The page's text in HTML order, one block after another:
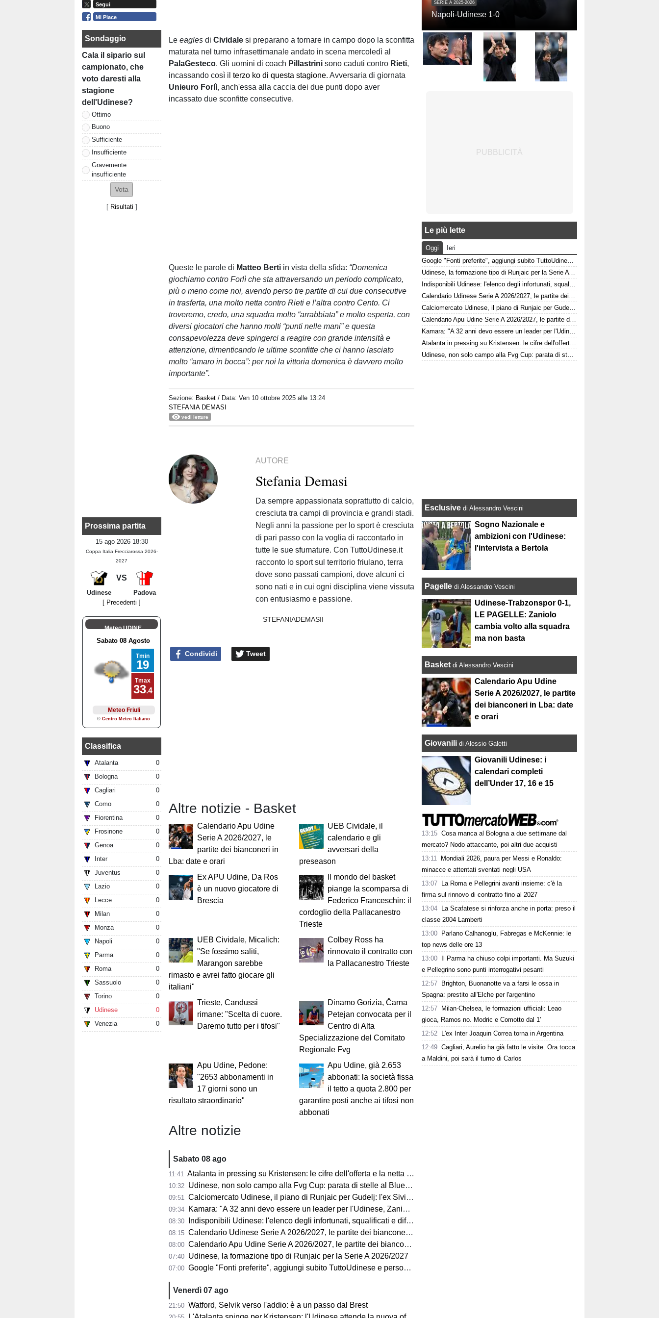
Segui
Mi Piace
Sondaggio
Cala il sipario sul
campionato, che
voto daresti alla
stagione
dell'Udinese?
Ottimo
Buono
Sufficiente
Insufficiente
Gravemente
insufficiente
[ Risultati ]
Prossima partita
15 ago 2026 18:30
Coppa Italia Frecciarossa 2026-
2027
VS
Udinese
Padova
[ Precedenti ]
Meteo UDINE
Classifica
Atalanta
0
Bologna
0
Cagliari
0
Como
0
Fiorentina
0
Frosinone
0
Genoa
0
Inter
0
Juventus
0
Lazio
0
Lecce
0
Milan
0
Monza
0
Napoli
0
Parma
0
Roma
0
Sassuolo
0
Torino
0
Udinese
0
Venezia
0
Leeagles diCividale si preparano a tornare in campo dopo la sconfitta
maturata nel turno infrasettimanale andato in scena mercoledì al
PalaGesteco. Gli uomini di coach Pillastrini sono caduti contro Rieti,
incassando così ilterzo ko di questa stagione. Avversaria di giornata
Unieuro Forlì, anch'essa alla caccia dei due punti dopo aver
incassato due sconfitte consecutive.
Queste le parole di Matteo Berti in vista della sfida: “Domenica
giochiamo contro Forlì che sta attraversando un periodo complicato,
più o meno come noi, avendo perso tre partite di cui due consecutive
in trasferta, una molto netta contro Rieti e l’altra contro Cento. Ci
troveremo, credo, una squadra molto “arrabbiata” e molto esperta, con
diversi giocatori che hanno molti “punti nelle mani” e questa
consapevolezza deve spingerci a reagire con grande intensità e
attenzione, dimenticando le ultime sconfitte che ci hanno lasciato
molto “amaro in bocca”: per noi la vittoria domenica è davvero molto
importante”.
Sezione: Basket / Data:Ven 10 ottobre 2025 alle 13:24
STEFANIA DEMASI
vedi letture
AUTORE
Stefania Demasi
Da sempre appassionata soprattutto di calcio,
cresciuta tra campi di provincia e grandi stadi.
Negli anni la passione per lo sport è cresciuta
di pari passo con la voglia di raccontarlo in
tutte le sue sfumature. Con TuttoUdinese.it
racconto lo sport sul territorio friulano, terra
dove sono passati campioni, dove alcuni ci
sono nati e in cui ogni disciplina viene vissuta
con entusiasmo e passione.
STEFANIADEMASII
Condividi Tweet
Altre notizie - Basket
Calendario Apu Udine
Serie A 2026/2027, le
partite dei bianconeri in
Lba: date e orari
UEB Cividale, il
calendario e gli
avversari della
preseason
Ex APU Udine, Da Ros
è un nuovo giocatore di
Brescia
Il mondo del basket
piange la scomparsa di
Federico Franceschin: il
cordoglio della Pallacanestro
Trieste
UEB Cividale, Micalich:
"Se fossimo saliti,
Marangon sarebbe
rimasto e avrei fatto giocare gli
italiani"
Colbey Ross ha
rinnovato il contratto con
la Pallacanestro Trieste
Trieste, Candussi
rimane: "Scelta di cuore.
Daremo tutto per i tifosi"
Dinamo Gorizia, Čarna
Petejan convocata per il
Centro di Alta
Specializzazione del Comitato
Regionale Fvg
Apu Udine, Pedone:
"2653 abbonamenti in
17 giorni sono un
risultato straordinario"
Apu Udine, già 2.653
abbonati: la società fissa
il tetto a quota 2.800 per
garantire posti anche ai tifosi non
abbonati
Altre notizie
Sabato 08 ago
11:41 Atalanta in pressing su Kristensen: le cifre dell'offerta e la netta condizione dell'Udinese
10:32 Udinese, non solo campo alla Fvg Cup: parata di stelle al Bluenergy Stadium
09:51 Calciomercato Udinese, il piano di Runjaic per Gudelj: l'ex Siviglia avrà un nuovo ruolo
09:34 Kamara: "A 32 anni devo essere un leader per l'Udinese, Zaniolo ha fatto un'ottima scelta"
08:30 Indisponibili Udinese: l'elenco degli infortunati, squalificati e diffidati
08:15 Calendario Udinese Serie A 2026/2027, le partite dei bianconeri: date e orari
08:00 Calendario Apu Udine Serie A 2026/2027, le partite dei bianconeri in Lba: date e orari
07:40 Udinese, la formazione tipo di Runjaic per la Serie A 2026/2027
07:00 Google "Fonti preferite", aggiungi subito TuttoUdinese e personalizza le tue notizie
Venerdì 07 ago
21:50 Watford, Selvik verso l'addio: è a un passo dal Brest
SERIE A 2025-2026
Napoli-Udinese 1-0
Le più lette
Oggi
Ieri
Google "Fonti preferite", aggiungi subito TuttoUdinese e personalizza le tue notizie
Udinese, la formazione tipo di Runjaic per la Serie A 2026/2027
Indisponibili Udinese: l'elenco degli infortunati, squalificati e diffidati
Calendario Udinese Serie A 2026/2027, le partite dei bianconeri: date e orari
Calciomercato Udinese, il piano di Runjaic per Gudelj: l'ex Siviglia avrà un nuovo ruolo
Calendario Apu Udine Serie A 2026/2027, le partite dei bianconeri in Lba: date e orari
Kamara: "A 32 anni devo essere un leader per l'Udinese, Zaniolo ha fatto un'ottima scelta"
Atalanta in pressing su Kristensen: le cifre dell'offerta e la netta condizione dell'Udinese
Udinese, non solo campo alla Fvg Cup: parata di stelle al Bluenergy Stadium
Esclusive di Alessandro Vescini
Sogno Nazionale e
ambizioni con l'Udinese:
l'intervista a Bertola
Pagelle di Alessandro Vescini
Udinese-Trabzonspor 0-1,
LE PAGELLE: Zaniolo
cambia volto alla squadra
ma non basta
Basket di Alessandro Vescini
Calendario Apu Udine
Serie A 2026/2027, le partite
dei bianconeri in Lba: date
e orari
Giovanili di Alessio Galetti
Giovanili Udinese: i
calendari completi
dell’Under 17, 16 e 15
13:15 Cosa manca al Bologna a due settimane dal
mercato? Nodo attaccante, poi altri due acquisti
13:11
Mondiali 2026, paura per Messi e Ronaldo:
minacce e attentati sventati negli USA
13:07
La Roma e Pellegrini avanti insieme: c'è la
firma sul rinnovo di contratto fino al 2027
13:04
La Scafatese si rinforza anche in porta: preso il
classe 2004 Lamberti
13:00
Parlano Calhanoglu, Fabregas e McKennie: le
top news delle ore 13
13:00
Il Parma ha chiuso colpi importanti. Ma Suzuki
e Pellegrino sono punti interrogativi pesanti
12:57
Brighton, Buonanotte va a farsi le ossa in
Spagna: prestito all'Elche per l'argentino
12:57
Milan-Chelsea, le formazioni ufficiali: Leao
gioca, Ramos no. Modric e Comotto dal 1'
12:52
L'ex Inter Joaquin Correa torna in Argentina
12:49 Cagliari, Aurelio ha già fatto le visite. Ora tocca
a Maldini, poi sarà il turno di Carlos